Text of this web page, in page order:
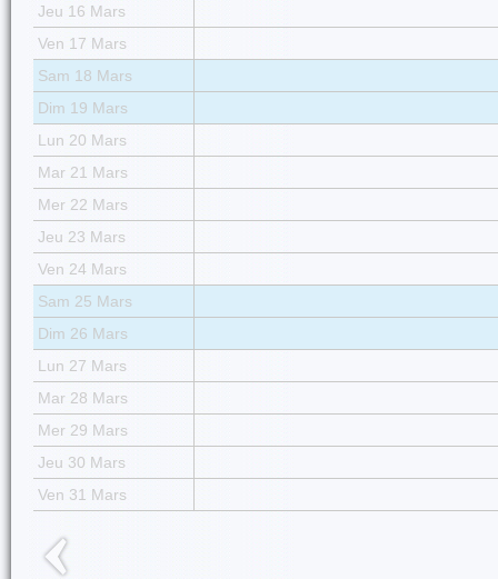
Jeu 16 Mars
Ven 17 Mars
Sam 18 Mars
Dim 19 Mars
Lun 20 Mars
Mar 21 Mars
Mer 22 Mars
Jeu 23 Mars
Ven 24 Mars
Sam 25 Mars
Dim 26 Mars
Lun 27 Mars
Mar 28 Mars
Mer 29 Mars
Jeu 30 Mars
Ven 31 Mars